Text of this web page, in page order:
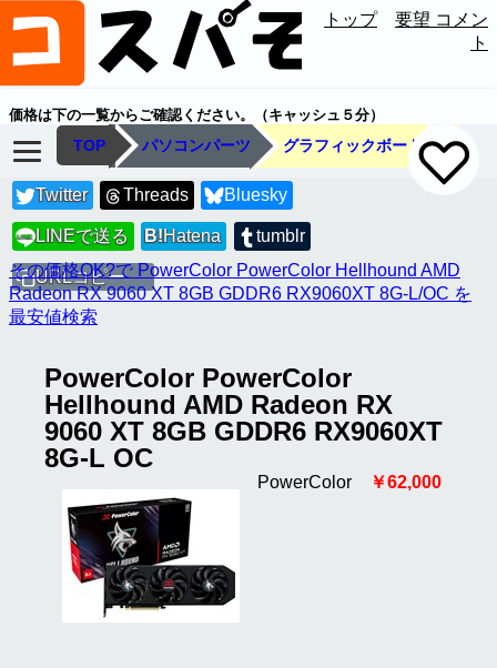
トップ
要望 コメン
ト
価格は下の一覧からご確認ください。（キャッシュ５分）
TOP パソコンパーツ グラフィックボード
Twitter Threads Bluesky
LINE LINEで送る B!Hatena tumblr
URLコピー
その価格OK?で PowerColor PowerColor Hellhound AMD
Radeon RX 9060 XT 8GB GDDR6 RX9060XT 8G-L/OC を
最安値検索
PowerColor PowerColor
Hellhound AMD Radeon RX
9060 XT 8GB GDDR6 RX9060XT
8G-L OC
PowerColor ￥62,000